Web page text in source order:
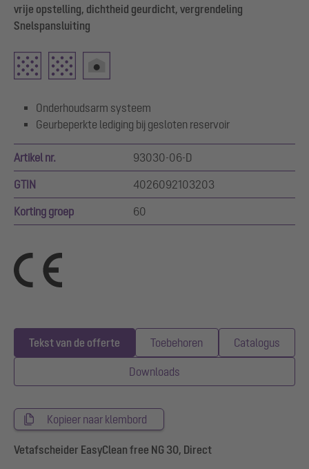
vrije opstelling, dichtheid geurdicht, vergrendeling
Snelspansluiting
Onderhoudsarm systeem
Geurbeperkte lediging bij gesloten reservoir
Artikel nr. 93030-06-D
GTIN 4026092103203
Korting groep 60
Tekst van de offerte Toebehoren Catalogus
Downloads
Kopieer naar klembord
Vetafscheider EasyClean free NG 30, Direct